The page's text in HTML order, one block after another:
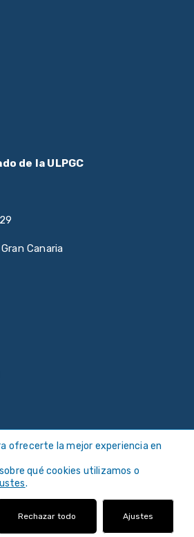
de la ULPGC
Canaria
Las Palmas de Gran Canaria ·
ULPGC
ofrecerte la mejor experiencia en
qué cookies utilizamos o
.
Rechazar todo Ajustes